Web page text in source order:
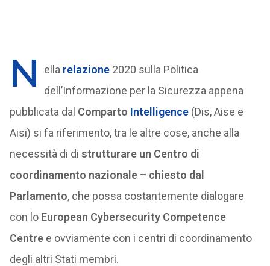
N ella relazione2020 sulla Politica
dell’Informazione per la Sicurezza appena
pubblicata dal Comparto Intelligence(Dis, Aise e
Aisi) si fa riferimento, tra le altre cose, anche alla
necessità di di strutturare un Centro di
coordinamento nazionale – chiesto dal
Parlamento, che possa costantemente dialogare
con lo European Cybersecurity Competence
Centree ovviamente con i centri di coordinamento
degli altri Stati membri.